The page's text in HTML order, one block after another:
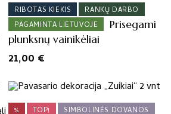
7,00 €.5,00 €.
RIBOTAS KIEKIS
RANKŲ DARBO
PAGAMINTA LIETUVOJE
Prisegami
plunksnų vainikėliai
21,00 €
% TOP! SIMBOLINĖS DOVANOS